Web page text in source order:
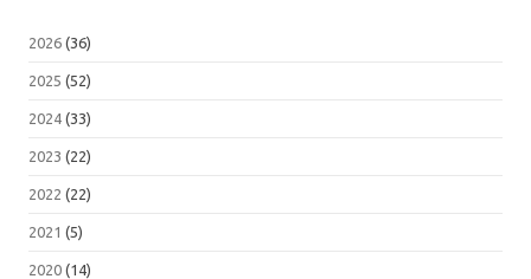
2026 (36)
2025 (52)
2024 (33)
2023 (22)
2022 (22)
2021 (5)
2020 (14)